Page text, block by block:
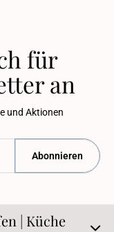
für
an
und Aktionen
Abonnieren
| Küche